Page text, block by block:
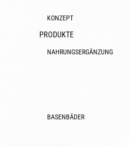
KONZEPT
PRODUKTE
NAHRUNGSERGÄNZUNG
BASENBÄDER